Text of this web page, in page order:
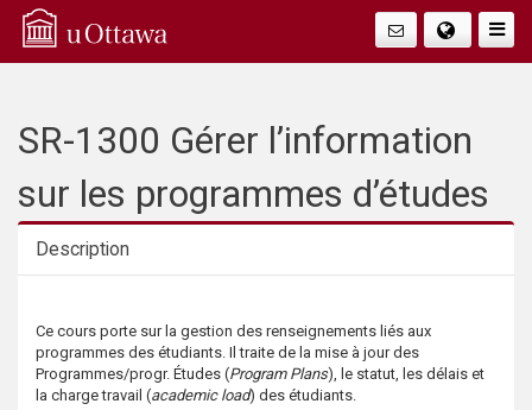
Q
SR-1300 Gérer l’information
sur les programmes d’études
Description
Ce cours porte sur la gestion des renseignements liés aux
programmes des étudiants. Il traite de la mise à jour des
Programmes/progr. Études (Program Plans), le statut, les délais et
la charge travail (academic load) des étudiants.